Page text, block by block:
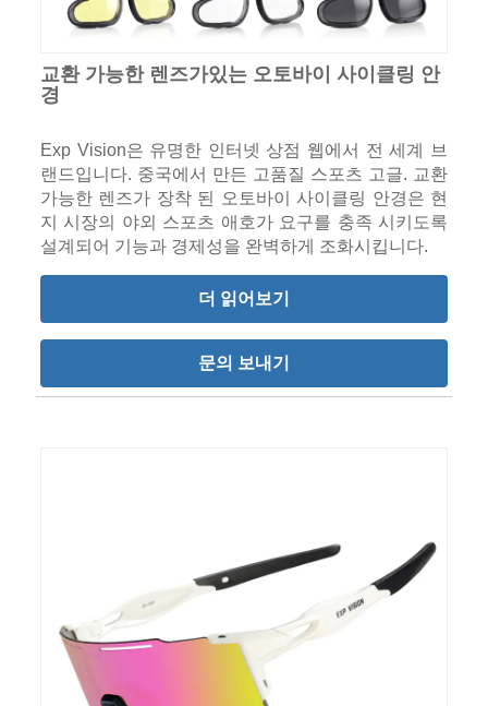
교환 가능한 렌즈가있는 오토바이 사이클링 안
경
Exp Vision은 유명한 인터넷 상점 웹에서 전 세계 브
랜드입니다. 중국에서 만든 고품질 스포츠 고글. 교환
가능한 렌즈가 장착 된 오토바이 사이클링 안경은 현
지 시장의 야외 스포츠 애호가 요구를 충족 시키도록
설계되어 기능과 경제성을 완벽하게 조화시킵니다.
더 읽어보기
문의 보내기